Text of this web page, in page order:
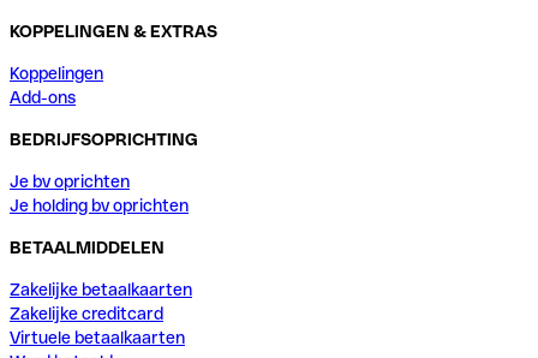
KOPPELINGEN & EXTRAS
Koppelingen
Add-ons
BEDRIJFSOPRICHTING
Je bv oprichten
Je holding bv oprichten
BETAALMIDDELEN
Zakelijke betaalkaarten
Zakelijke creditcard
Virtuele betaalkaarten